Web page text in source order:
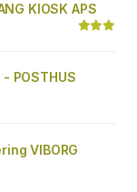
KIOSK APS
POSTHUS
VIBORG